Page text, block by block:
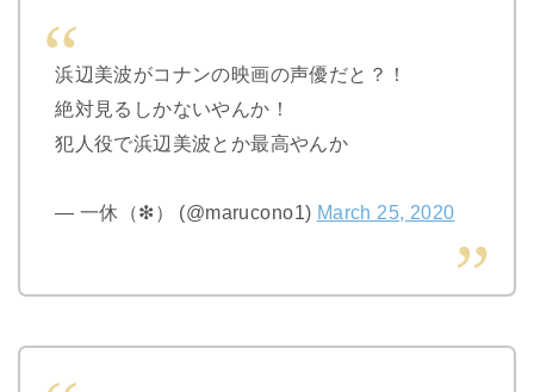
浜辺美波がコナンの映画の声優だと？！
絶対見るしかないやんか！
犯人役で浜辺美波とか最高やんか
— 一休（❇︎） (@marucono1) March 25, 2020